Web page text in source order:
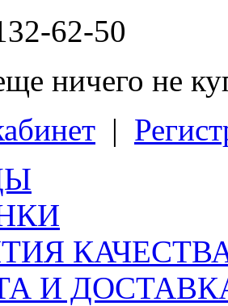
62-50
ничего не
|
И